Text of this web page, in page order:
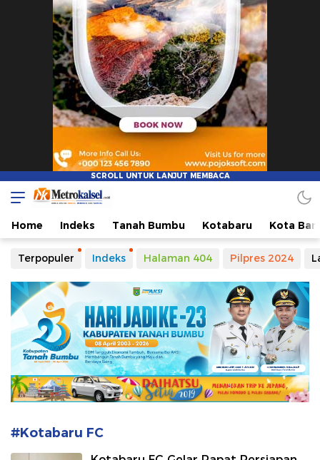
Metro Kalsel
Media Online Terkini, Faktual dan Mendidik
Home Indeks Tanah Bumbu Kotabaru Kota
Terpopuler Indeks Halaman 404 Pilpres 2024
#Kotabaru FC